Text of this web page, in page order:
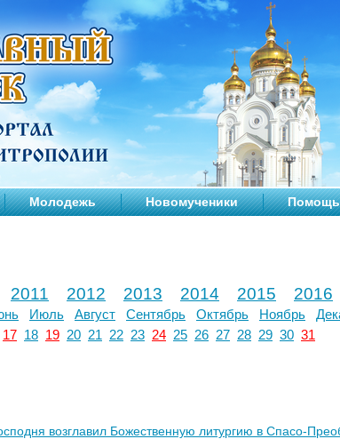
Молодежь Новомученики Помощь
2011 2012 2013 2014 2015 2016
Июль Август Сентябрь Октябрь Ноябрь
17 18 19 20 21 22 23 24 25 26 27 28 29 30 31
возглавил Божественную литургию в Спасо-